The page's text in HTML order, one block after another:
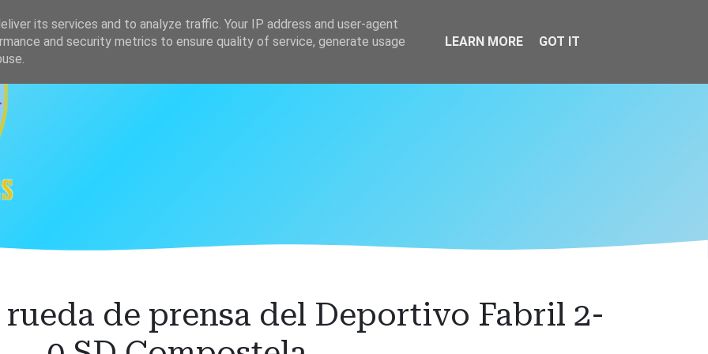
Clasificación
de prensa del Deportivo Fabril 2-
its services and to analyze traffic. Your IP address and user-agent
and security metrics to ensure quality of service, generate usage
LEARN MORE GOT IT